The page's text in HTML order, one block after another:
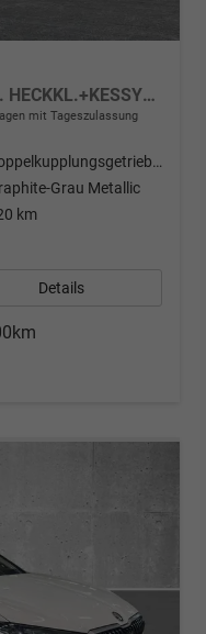
Selection DSG+ NAVI+AHK+EL. HECKKL.+KESSY+SHZ V+H
mit Tageszulassung
Doppelkupplungsgetriebe (DSG)
Grau Metallic
km
Details